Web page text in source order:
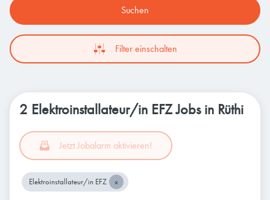
Suchen
Filter einschalten
2 Elektroinstallateur/in EFZ Jobs in Rüthi
Jetzt Jobalarm aktivieren!
Elektroinstallateur/in EFZ